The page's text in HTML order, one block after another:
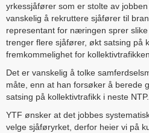
yrkessjåfører som er stolte av
vanskelig å rekruttere sjåfører til
representant for næringen sprer
trenger flere sjåfører, økt satsing på
fremkommelighet for
Det er vanskelig å tolke
måte, enn at han forsøker å berede
satsing på kollektivtrafikk i neste
YTF ønsker at det jobbes
velge sjåføryrket, derfor heier vi på